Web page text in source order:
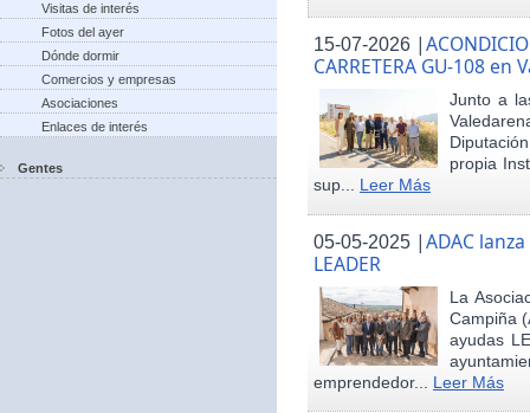
Visitas de interés
Fotos del ayer
Dónde dormir
Comercios y empresas
Asociaciones
Enlaces de interés
Gentes
15-07-2026 |
CARRETERA GU-108 en
Junto a
propia
sup... Leer Más
05-05-2025 |ADAC
LEADER
La
Campiña
ayudas
emprendedor... Leer Más